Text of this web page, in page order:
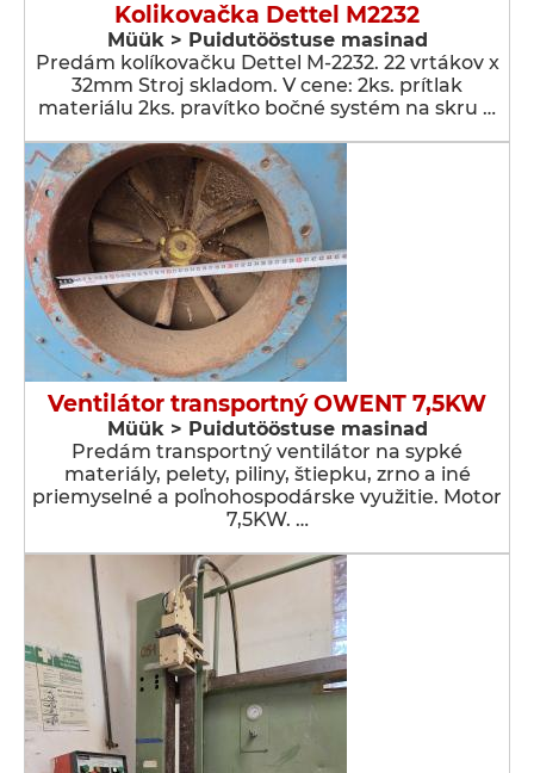
Kolikovačka Dettel M2232
Müük > Puidutööstuse masinad
Predám kolíkovačku Dettel M-2232. 22 vrtákov x
32mm Stroj skladom. V cene: 2ks. prítlak
materiálu 2ks. pravítko bočné systém na skru …
Ventilátor transportný OWENT 7,5KW
Müük > Puidutööstuse masinad
Predám transportný ventilátor na sypké
materiály, pelety, piliny, štiepku, zrno a iné
priemyselné a poľnohospodárske využitie. Motor
7,5KW. …